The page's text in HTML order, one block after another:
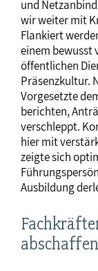
und
wir weiter mit
Flankiert
einem bewusst
öffentlichen
Präsenzkultur.
Vorgesetzte
berichten,
verschleppt.
hier mit
zeigte sich
Ausbildung